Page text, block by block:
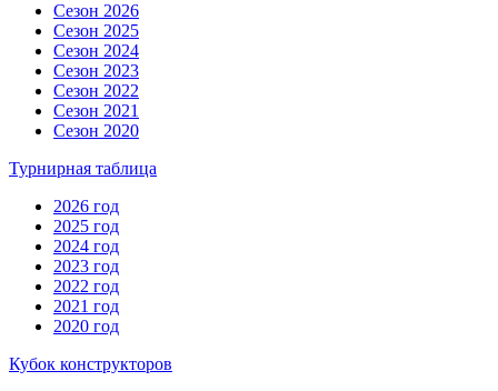
Сезон 2026
Сезон 2025
Сезон 2024
Сезон 2023
Сезон 2022
Сезон 2021
Сезон 2020
Турнирная таблица
2026 год
2025 год
2024 год
2023 год
2022 год
2021 год
2020 год
Кубок конструкторов